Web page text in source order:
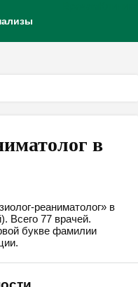
в
реаниматолог» в
Всего 77 врачей.
букве фамилии